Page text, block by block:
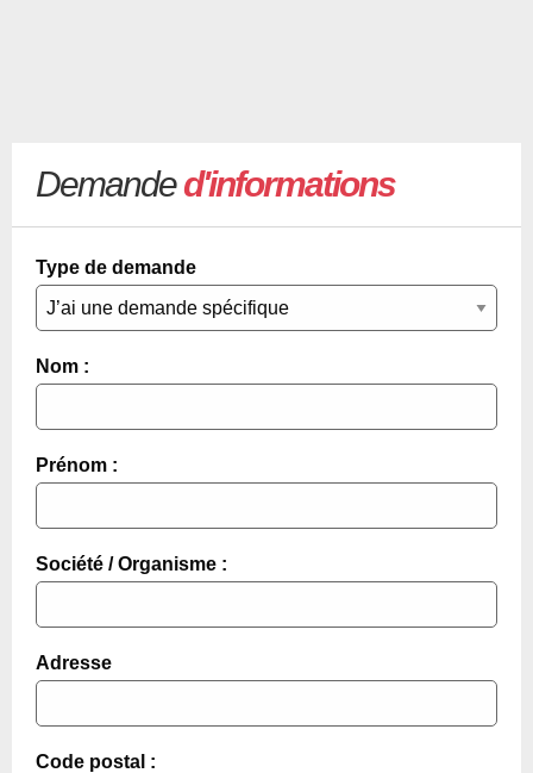
Demanded'informations
Type de demande
Nom :
Prénom :
Société / Organisme :
Adresse
Code postal :